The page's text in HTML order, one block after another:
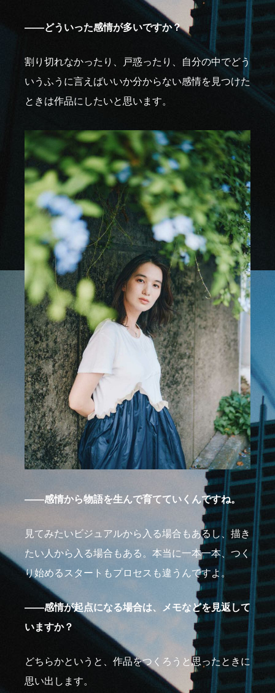
――どういった感情が多いですか？
割り切れなかったり、戸惑ったり、自分の中でどう
いうふうに言えばいいか分からない感情を見つけた
ときは作品にしたいと思います。
――感情から物語を生んで育てていくんですね。
見てみたいビジュアルから入る場合もあるし、描き
たい人から入る場合もある。本当に一本一本、つく
り始めるスタートもプロセスも違うんですよ。
――感情が起点になる場合は、メモなどを見返して
いますか？
どちらかというと、作品をつくろうと思ったときに
思い出します。